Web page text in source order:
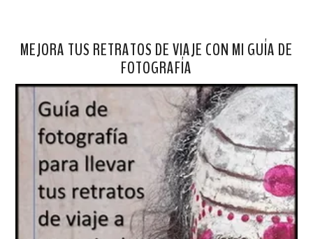
MEJORA TUS RETRATOS DE VIAJE CON MI GUÍA DE
FOTOGRAFÍA